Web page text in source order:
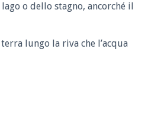
o dello stagno, ancorché il
lungo la riva che l’acqua